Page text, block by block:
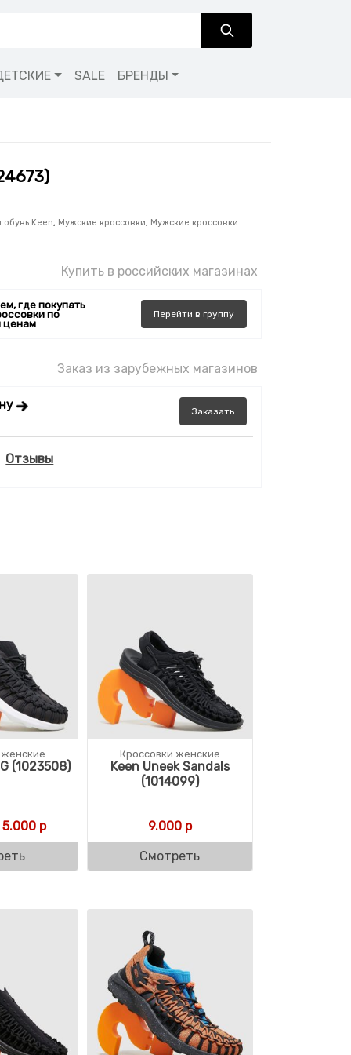
SALE БРЕНДЫ
обувь Keen, Мужские кроссовки, Мужские кроссовки
Купить в российских магазинах
где покупать
по
ценам
Перейти в группу
Заказ из зарубежных магазинов
Заказать
Отзывы
10.000 р.
(1023508)
Первоначальная цена составляла 11.000 р.
5.000 рТекущая цена: 5.000 р.
Кроссовки женские
Keen Uneek Sandals
(1014099)
9.000р
Смотреть